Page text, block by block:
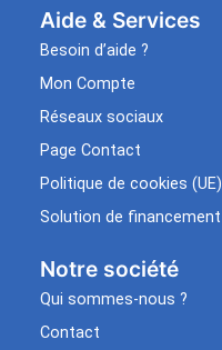
Aide & Services​
Besoin d’aide ?
Mon Compte
Réseaux sociaux
Page Contact
Politique de cookies (UE)
Solution de financement
Notre société
Qui sommes-nous ?
Contact